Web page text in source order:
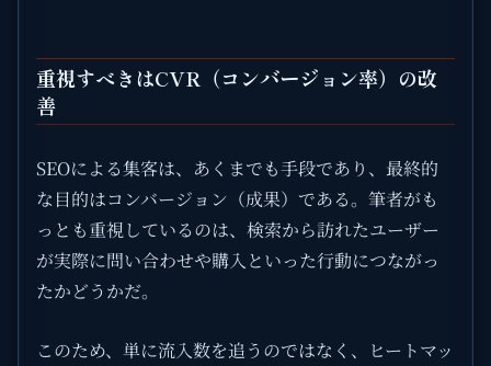
重視すべきはCVR（コンバージョン率）の改
善
SEOによる集客は、あくまでも手段であり、最終的
な目的はコンバージョン（成果）である。筆者がも
っとも重視しているのは、検索から訪れたユーザー
が実際に問い合わせや購入といった行動につながっ
たかどうかだ。
このため、単に流入数を追うのではなく、ヒートマッ